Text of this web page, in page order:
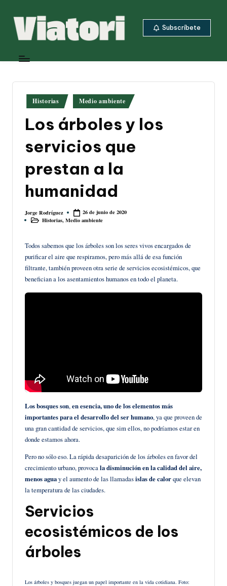
Saltar
a
ambiental
climático
desde
Centroamérica
Subscríbete
Publicado
en
Historias Medio ambiente
Los árboles y los
servicios que
prestan a la
humanidad
Publicado
por
Jorge Rodríguez
26 de junio de 2020
PublicadoHistorias,Medio ambiente
Todos sabemos que los árboles son los seres vivos encargados de
purificar el aire que respiramos, pero más allá de esa función
filtrante, también proveen otra serie de servicios ecosistémicos, que
benefician a los asentamientos humanos en todo el planeta.
Los bosquesson,en esencia, uno de los elementos más
importantes para el desarrollo del ser humano, ya que proveen de
una gran cantidad de servicios, que sim ellos, no podríamos estar en
donde estamos ahora.
Pero no sólo eso. La rápida desaparición de los árboles en favor del
crecimiento urbano, provocala disminución en la calidad del aire,
menos aguay el aumento de las llamadasislas de calorque elevan
la temperatura de las ciudades.
Servicios
ecosistémicos de los
árboles
Los árboles y bosques juegan un papel importante en la vida cotidiana. Foto: